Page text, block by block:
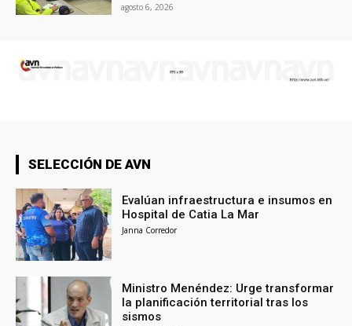
agosto 6, 2026
SELECCIÓN DE AVN
Evalúan infraestructura e insumos en
Hospital de Catia La Mar
Janna Corredor
Ministro Menéndez: Urge transformar
la planificación territorial tras los
sismos